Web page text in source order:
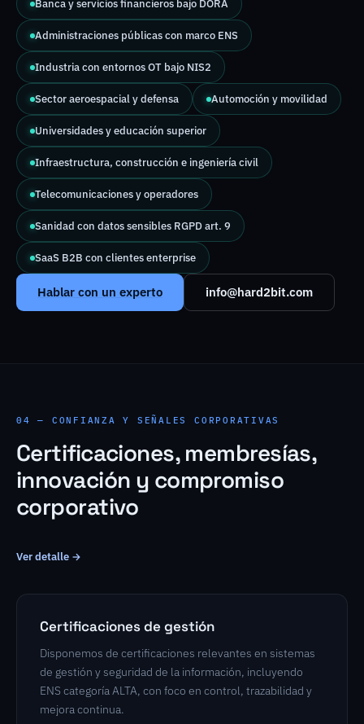
Banca y servicios financieros bajo DORA
Administraciones públicas con marco ENS
Industria con entornos OT bajo NIS2
Sector aeroespacial y defensa Automoción y movilidad
Universidades y educación superior
Infraestructura, construcción e ingeniería civil
Telecomunicaciones y operadores
Sanidad con datos sensibles RGPD art. 9
SaaS B2B con clientes enterprise
Hablar con un experto info@hard2bit.com
04 — CONFIANZA Y SEÑALES CORPORATIVAS
Certificaciones, membresías,
innovación y compromiso
corporativo
Ver detalle →
Certificaciones de gestión
Disponemos de certificaciones relevantes en sistemas
de gestión y seguridad de la información, incluyendo
ENS categoría ALTA, con foco en control, trazabilidad y
mejora continua.